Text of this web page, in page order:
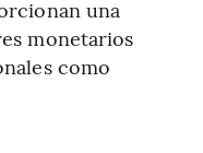
una
monetarios
como